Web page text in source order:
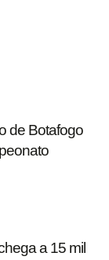
de Botafogo
a 15 mil